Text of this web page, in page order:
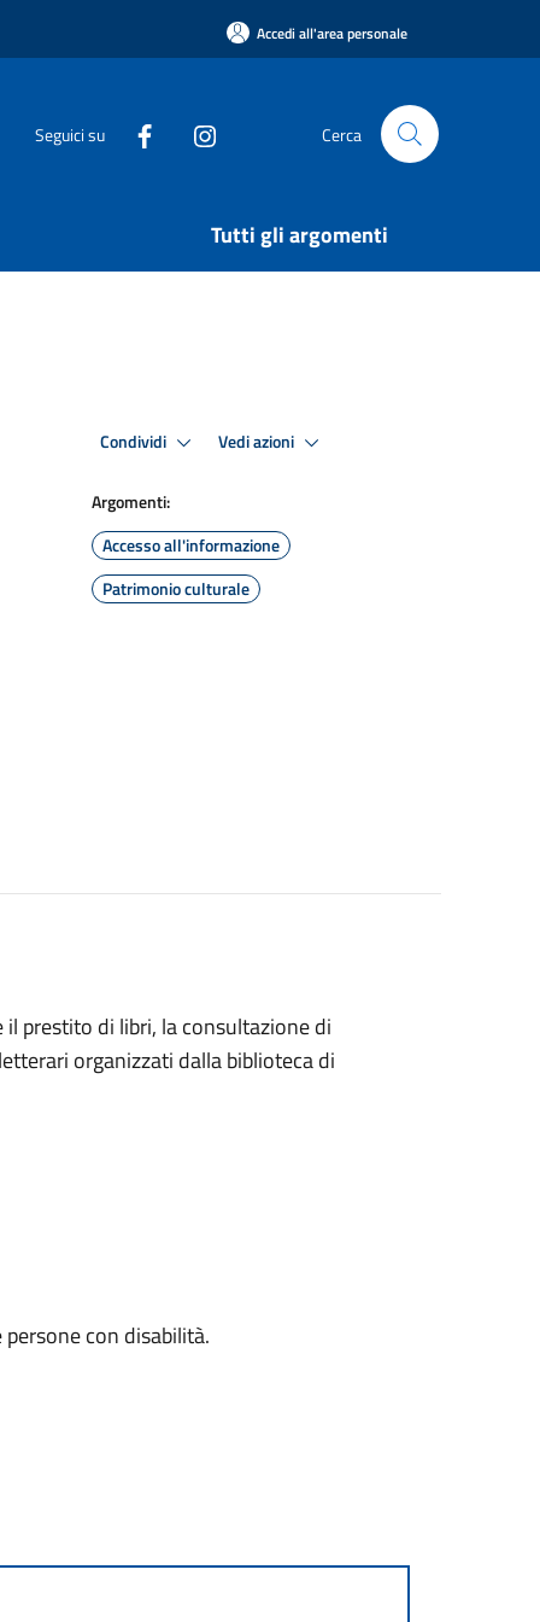
Accedi all'area personale
Seguici su Cerca
Tutti gli argomenti
Condividi Vedi azioni
Argomenti:
Accesso all'informazione
Patrimonio culturale
prestito di libri, la consultazione di
organizzati dalla biblioteca di
con disabilità.